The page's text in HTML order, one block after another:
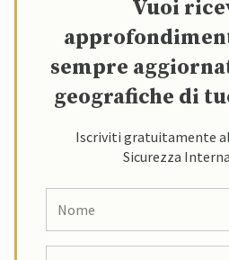
Vuoi
sempre
geografiche di
Iscriviti gratuitamente
Sicurezza